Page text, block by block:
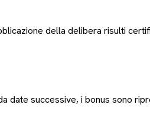
della delibera risulti
date successive, i bonus sono